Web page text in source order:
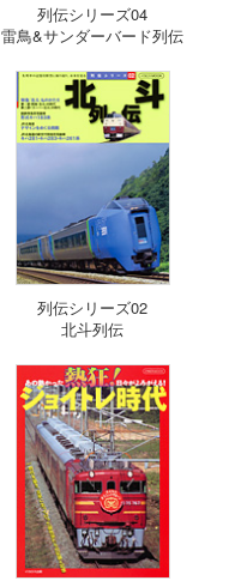
列伝シリーズ04
雷鳥&サンダーバード列伝
列伝シリーズ02
北斗列伝